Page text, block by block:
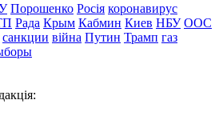
Порошенко Росія коронавирус
Рада Крым Кабмин Киев НБУ ООС
санкции війна Путин Трамп газ